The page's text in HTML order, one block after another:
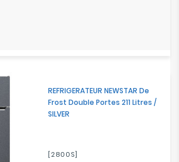
REFRIGERATEUR NEWSTAR De
Frost Double Portes 211 Litres /
SILVER
[2800S]